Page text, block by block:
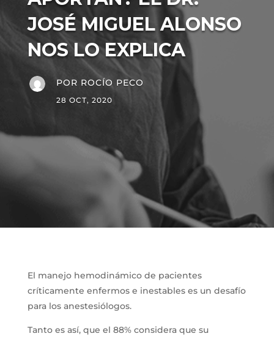
JOSÉ MIGUEL ALONSO
NOS LO EXPLICA
POR ROCÍO PECO
28 OCT, 2020
El manejo hemodinámico de pacientes
críticamente enfermos e inestables es un desafío
para los anestesiólogos.
Tanto es así, que el 88% considera que su